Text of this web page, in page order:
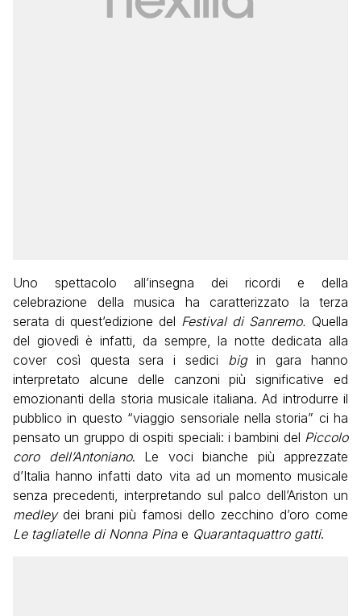
Uno spettacolo all’insegna dei ricordi e della
celebrazione della musica ha caratterizzato la terza
serata di quest’edizione del Festival di Sanremo. Quella
del giovedì è infatti, da sempre, la notte dedicata alla
cover così questa sera i sedici bigin gara hanno
interpretato alcune delle canzoni più significative ed
emozionanti della storia musicale italiana. Ad introdurre il
pubblico in questo “viaggio sensoriale nella storia” ci ha
pensato un gruppo di ospiti speciali: i bambini del Piccolo
coro dell’Antoniano. Le voci bianche più apprezzate
d’Italia hanno infatti dato vita ad un momento musicale
senza precedenti, interpretando sul palco dell’Ariston un
medleydei brani più famosi dello zecchino d’oro come
Le tagliatelle di Nonna Pina e Quarantaquattro gatti.